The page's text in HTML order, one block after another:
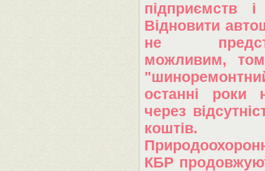
підприємств
Відновити
не
можливим,
останні роки
через
коштів.
КБР